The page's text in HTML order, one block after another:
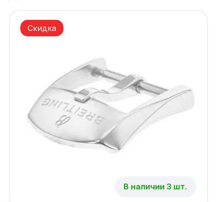
Иркутск
Волгоград
Кемерово
Воронеж
В наличии 3 шт.
Скидка